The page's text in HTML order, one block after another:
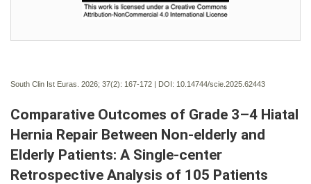
South Clin Ist Euras. 2026; 37(2): 167-172 | DOI: 10.14744/scie.2025.62443
Comparative Outcomes of Grade 3–4 Hiatal
Hernia Repair Between Non-elderly and
Elderly Patients: A Single-center
Retrospective Analysis of 105 Patients